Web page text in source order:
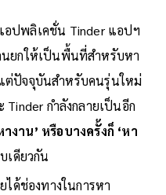
อปพลิเคชั่น Tinder แอปฯ
นยกให้เป็นพื้นที่สำหรับหา
ต่ปัจจุบันสำหรับคนรุ่นใหม่
กำลังกลายเป็นอีก
างาน’ หรือบางครั้งก็ ‘หา
เดียวกัน
ได้ช่องทางในการหา